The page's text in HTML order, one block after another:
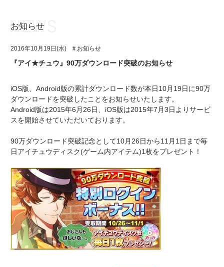
アプリゲーム
イベント・キャンペーン
ミュージック
グッズ・本
ギャラリー
ユニット&キャラクター
アプリゲーム
イベント・キャンペーン
ミュージック
グッズ・本
ギャラリー
お知らせ
2016年10月19日(水) ＃お知らせ
『アイ★チュウ』90万ダウンロード突破のお知らせ
iOS版、Android版の累計ダウンロード数が本日10月19日に90万
ダウンロードを突破したことをお知らせいたします。
Android版は2015年6月26日、iOS版は2015年7月3日よりサービ
スを開始させていただいております。
90万ダウンロード突破記念として10月26日から11月1日まで毎
日アイチュウディスク(ゲーム内アイテム)1枚をプレゼント！